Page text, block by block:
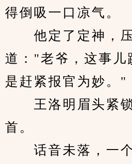
得倒吸一口凉气。
他定了定神，压
道："老爷，这事儿
是赶紧报官为妙。"
王洛明眉头紧锁
首。
话音未落，一个